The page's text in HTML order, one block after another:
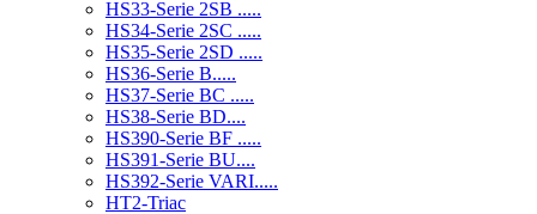
HS33-Serie 2SB .....
HS34-Serie 2SC .....
HS35-Serie 2SD .....
HS36-Serie B.....
HS37-Serie BC .....
HS38-Serie BD....
HS390-Serie BF .....
HS391-Serie BU....
HS392-Serie VARI.....
HT2-Triac